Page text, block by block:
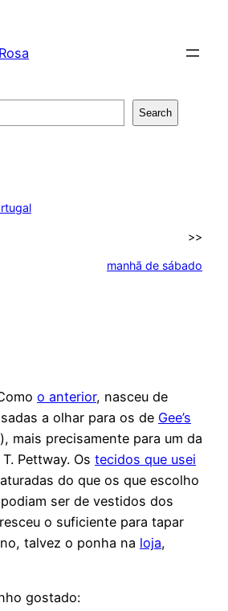
Search
>>
manhã de sábado
o anterior, nasceu de
a olhar para os de Gee’s
), mais precisamente para um da
Pettway. Os tecidos que usei
do que os que escolho
ser de vestidos dos
o suficiente para tapar
talvez o ponha na loja,
gostado: